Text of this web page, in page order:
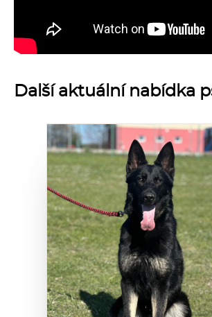
Další aktuální nabídka